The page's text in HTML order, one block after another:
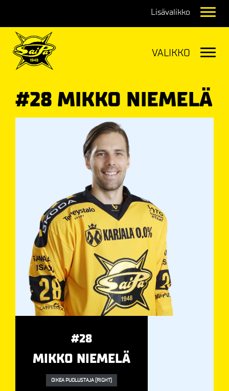
#28 MIKKO NIEMELÄ
#28
MIKKO NIEMELÄ
OIKEA PUOLUSTAJA (RIGHT)